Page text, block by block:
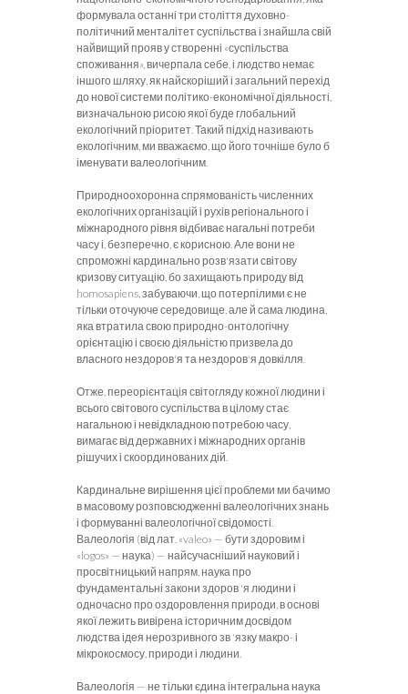
формувала останні три століття духовно-
політичний менталітет суспільства і знайшла свій
найвищий прояв у створенні «суспільства
споживання», вичерпала себе, і людство немає
іншого шляху, як найскоріший і загальний перехід
до нової системи політико-економічної діяльності,
визначальною рисою якої буде глобальний
екологічний пріоритет. Такий підхід називають
екологічним, ми вважаємо, що його точніше було б
іменувати валеологічним.
Природноохоронна спрямованість численних
екологічних організацій і рухів регіонального і
міжнародного рівня відбиває нагальні потреби
часу і, безперечно, є корисною. Але вони не
спроможні кардинально розв'язати світову
кризову ситуацію, бо захищають природу від
homosapiens, забуваючи, що потерпілими є не
тільки оточуюче середовище, але й сама людина,
яка втратила свою природно-онтологічну
орієнтацію і своєю діяльністю призвела до
власного нездоров'я та нездоров'я довкілля.
Отже, переорієнтація світогляду кожної людини і
всього світового суспільства в цілому стає
нагальною і невідкладною потребою часу,
вимагає від державних і міжнародних органів
рішучих і скоординованих дій.
Кардинальне вирішення цієї проблеми ми бачимо
в масовому розповсюдженні валеологічних знань
і формуванні валеологічної свідомості.
Валеологія (від лат. «valeo» — бути здоровим і
«logos» — наука) — найсучасніший науковий і
просвітницький напрям, наука про
фундаментальні закони здоров 'я людини і
одночасно про оздоровлення природи, в основі
якої лежить вивірена історичним досвідом
людства ідея нерозривного зв 'язку макро- і
мікрокосмосу, природи і людини.
Валеологія — не тільки єдина інтегральна наука